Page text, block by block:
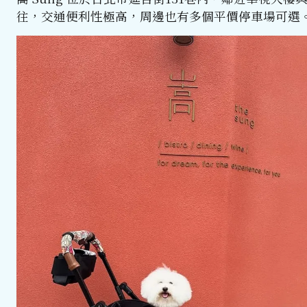
往，交通便利性極高，周邊也有多個平價停車場可選